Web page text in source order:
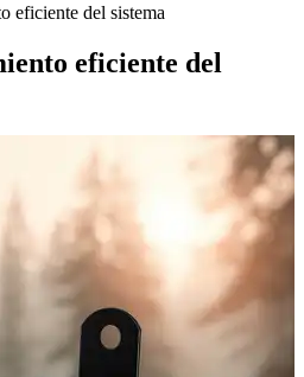
eficiente del sistema
eficiente del